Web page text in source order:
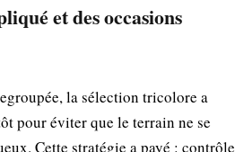
et des occasions
la sélection tricolore a
pour éviter que le terrain ne se
Cette stratégie a payé : contrôle